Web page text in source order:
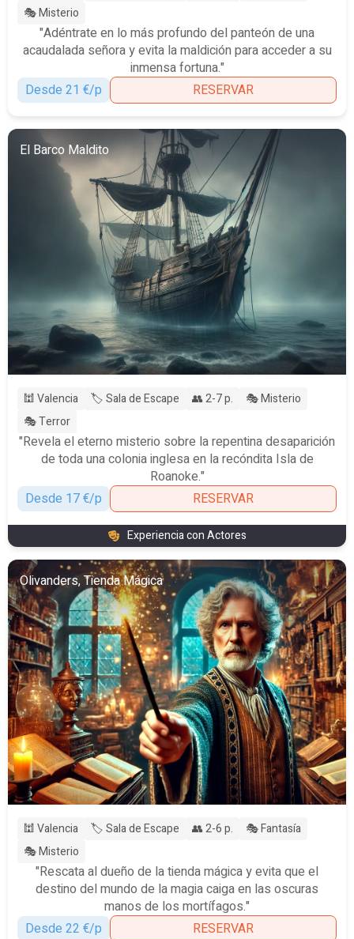
🎭 Misterio
"Adéntrate en lo más profundo del panteón de una
acaudalada señora y evita la maldición para acceder a su
inmensa fortuna."
Desde 21 €/p
RESERVAR
El Barco Maldito
🕍 Valencia 🏷️ Sala de Escape 👥 2-7 p.
🎭 Misterio
🎭 Terror
"Revela el eterno misterio sobre la repentina desaparición
de toda una colonia inglesa en la recóndita Isla de
Roanoke."
Desde 17 €/p
RESERVAR
Experiencia con Actores
Olivanders, Tienda Mágica
🕍 Valencia 🏷️ Sala de Escape 👥 2-6 p.
🎭 Fantasía
🎭 Misterio
"Rescata al dueño de la tienda mágica y evita que el
destino del mundo de la magia caiga en las oscuras
manos de los mortífagos."
Desde 22 €/p
RESERVAR